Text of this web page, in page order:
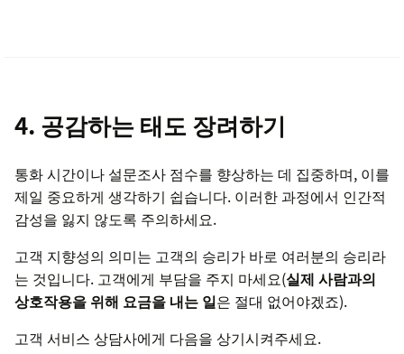
4. 공감하는 태도 장려하기
통화 시간이나 설문조사 점수를 향상하는 데 집중하며, 이를
제일 중요하게 생각하기 쉽습니다. 이러한 과정에서 인간적
감성을 잃지 않도록 주의하세요.
고객 지향성의 의미는 고객의 승리가 바로 여러분의 승리라
는 것입니다. 고객에게 부담을 주지 마세요(실제 사람과의
상호작용을 위해 요금을 내는 일은 절대 없어야겠죠).
고객 서비스 상담사에게 다음을 상기시켜주세요.